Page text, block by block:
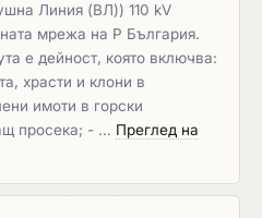
Линия (ВЛ)) 110 kV
мрежа на Р България.
е дейност, която включва:
храсти и клони в
имоти в горски
просека; - … Преглед на